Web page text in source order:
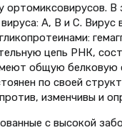
ортомиксовирусов.
А, В и С. Вирус
цепь РНК,
общую белковую
по своей
изменчивы и
с высокой